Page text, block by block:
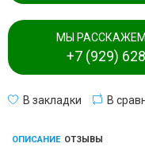
МЫ
+7 (929)
В закладки В
ОПИСАНИЕ ОТЗЫВЫ